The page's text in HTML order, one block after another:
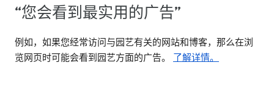
“您会看到最实用的广告”
例如，如果您经常访问与园艺有关的网站和博客，那么在浏
览网页时可能会看到园艺方面的广告。 了解详情。